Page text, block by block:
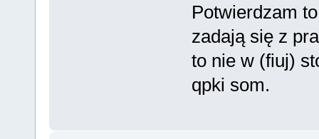
Potwierdzam
zadają się z
to nie w (fiuj)
qpki som.